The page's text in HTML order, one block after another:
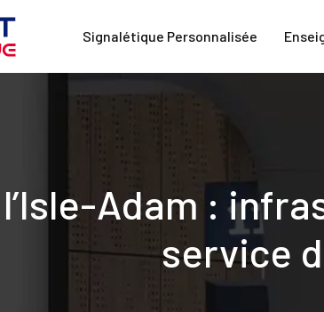
Signalétique Personnalisée
Adam :
service